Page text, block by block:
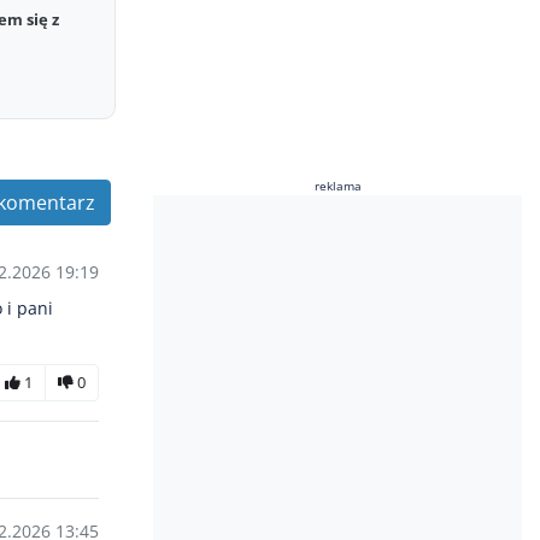
się z
19:19
i pani
1 0
13:45
reklama